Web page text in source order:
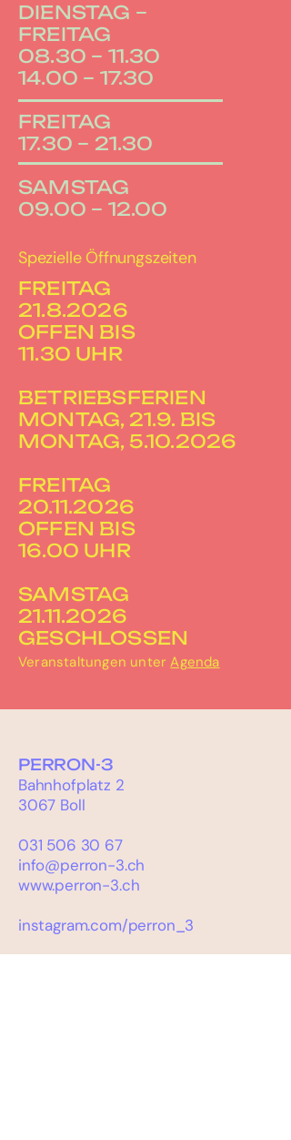
DIENSTAG –
FREITAG
08.30 – 11.30
14.00 – 17.30
FREITAG
17.30 – 21.30
SAMSTAG
09.00 – 12.00
Spezielle Öffnungszeiten
FREITAG
21.8.2026
OFFEN BIS
11.30 UHR
BETRIEBSFERIEN
MONTAG, 21.9. BIS
MONTAG, 5.10.2026
FREITAG
20.11.2026
OFFEN BIS
16.00 UHR
SAMSTAG
21.11.2026
GESCHLOSSEN
Veranstaltungen unterAgenda
PERRON-3
Bahnhofplatz 2
3067 Boll
031 506 30 67
info@perron-3.ch
www.perron-3.ch
instagram.com/perron_3